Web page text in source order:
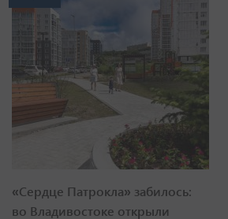
«Сердце Патрокла» забилось:
во Владивостоке открыли